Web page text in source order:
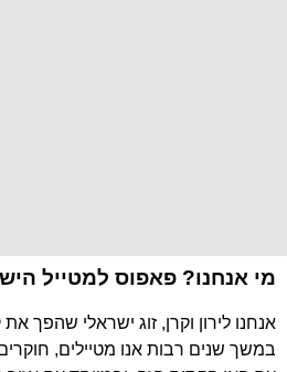
מי אנחנו? פאפוס למטייל
אנחנו לירון וקרן, זוג ישראלי שהפך
במשך שנים רבות אנו מטיילים,